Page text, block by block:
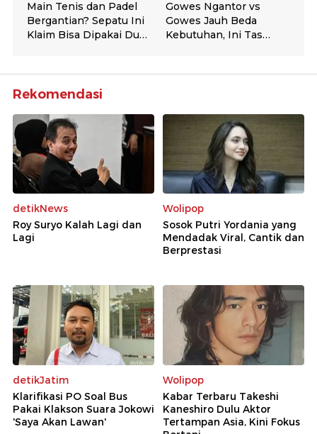
Rekomendasi
detikNews
Roy Suryo Kalah Lagi dan
Lagi
Wolipop
Sosok Putri Yordania yang
Mendadak Viral, Cantik dan
Berprestasi
detikJatim
Klarifikasi PO Soal Bus
Pakai Klakson Suara Jokowi
'Saya Akan Lawan'
Wolipop
Kabar Terbaru Takeshi
Kaneshiro Dulu Aktor
Tertampan Asia, Kini Fokus